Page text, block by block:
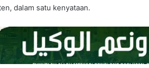
dalam satu kenyataan.